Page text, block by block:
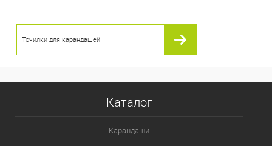
Точилки для карандашей
Каталог
Карандаши